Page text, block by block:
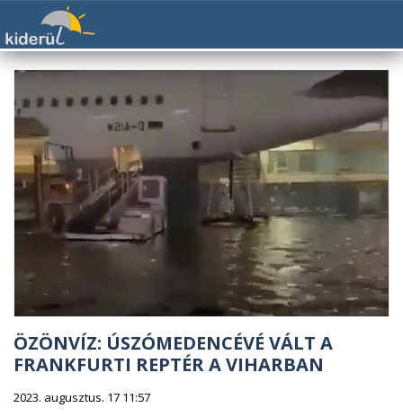
ÖZÖNVÍZ: ÚSZÓMEDENCÉVÉ VÁLT A
FRANKFURTI REPTÉR A VIHARBAN
2023. augusztus. 17 11:57